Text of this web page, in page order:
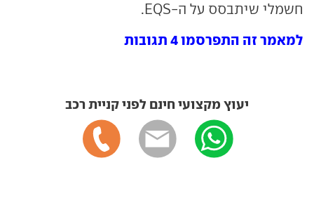
חשמלי שיתבסס על ה-EQS.
למאמר זה התפרסמו 4 תגובות
יעוץ מקצועי חינם לפני קניית רכב